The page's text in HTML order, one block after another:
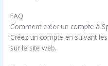
FAQ
Comment créer un compte à
Créez un compte en suivant
sur le site web.